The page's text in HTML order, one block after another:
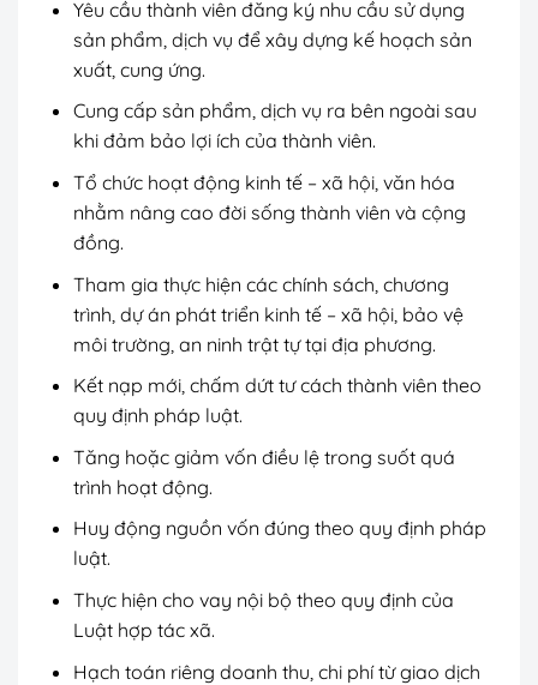
Yêu cầu thành viên đăng ký nhu cầu sử dụng
sản phẩm, dịch vụ để xây dựng kế hoạch sản
xuất, cung ứng.
Cung cấp sản phẩm, dịch vụ ra bên ngoài sau
khi đảm bảo lợi ích của thành viên.
Tổ chức hoạt động kinh tế – xã hội, văn hóa
nhằm nâng cao đời sống thành viên và cộng
đồng.
Tham gia thực hiện các chính sách, chương
trình, dự án phát triển kinh tế – xã hội, bảo vệ
môi trường, an ninh trật tự tại địa phương.
Kết nạp mới, chấm dứt tư cách thành viên theo
quy định pháp luật.
Tăng hoặc giảm vốn điều lệ trong suốt quá
trình hoạt động.
Huy động nguồn vốn đúng theo quy định pháp
luật.
Thực hiện cho vay nội bộ theo quy định của
Luật hợp tác xã.
Hạch toán riêng doanh thu, chi phí từ giao dịch